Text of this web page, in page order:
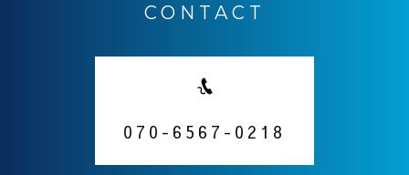
CONTACT
070-6567-0218